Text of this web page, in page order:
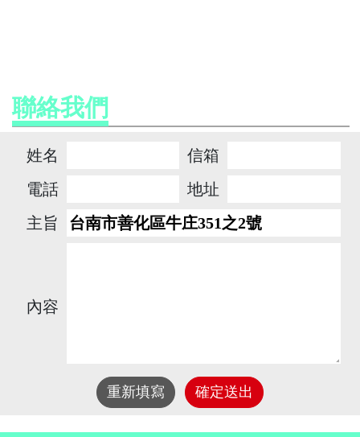
聯絡我們
姓名
信箱
電話
地址
主旨
內容
重新填寫 確定送出